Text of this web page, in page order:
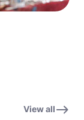
View all